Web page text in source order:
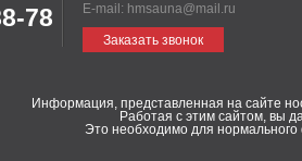
78
E-mail: hmsauna@mail.ru
Заказать звонок
Информация, представленная на сайте
Работая с этим сайтом, вы
Это необходимо для